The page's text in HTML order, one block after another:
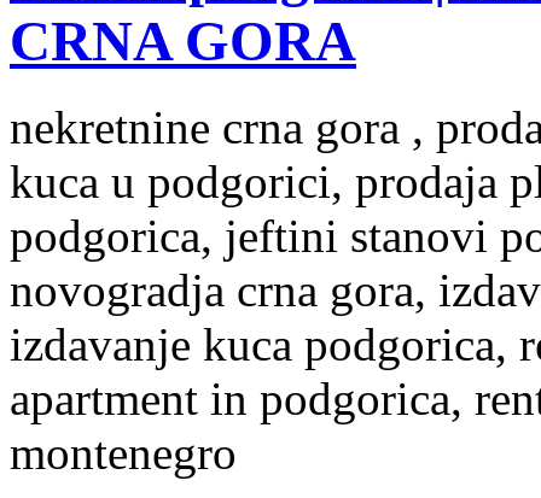
CRNA GORA
nekretnine crna gora ,
kuca u podgorici, prodaja
podgorica, jeftini stanovi
novogradja crna gora,
izdavanje kuca podgorica,
apartment in podgorica,
montenegro